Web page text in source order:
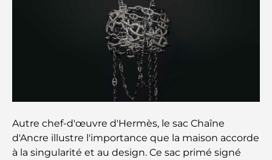
Les 7 meilleurs restaurants de Dubai Creek
Harbour où dîner
Les meilleures écoles de Dubai Marina : un guide
adapté aux familles
Restaurants à Dubai Hills : Les meilleures adresses
gourmandes d’un quartier en pleine expansion
Les meilleurs parcours de golf de championnat à
Dubaï
Autre chef-d'œuvre d'Hermès, le sac Chaîne
d'Ancre illustre l'importance que la maison accorde
à la singularité et au design. Ce sac primé signé